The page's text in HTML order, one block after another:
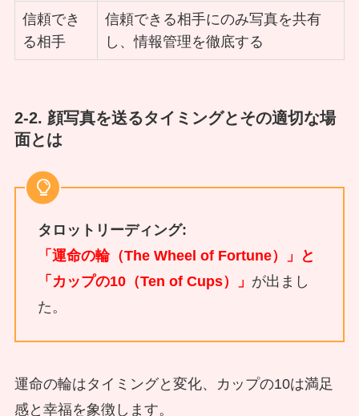
信頼でき
る相手
信頼できる相手にのみ写真を共有
し、情報管理を徹底する
2-2. 顔写真を送るタイミングとその適切な場
面とは
タロットリーディング:
「運命の輪（The Wheel of Fortune）」と
「カップの10（Ten of Cups）」 が出まし
た。
運命の輪はタイミングと変化、カップの10は満足
感と幸福を象徴します。